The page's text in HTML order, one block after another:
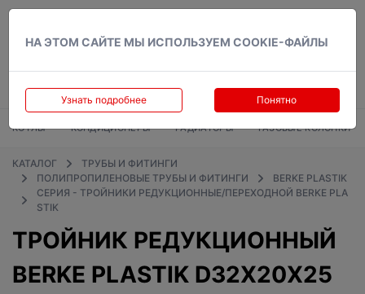
НА ЭТОМ САЙТЕ МЫ ИСПОЛЬЗУЕМ COOKIE-ФАЙЛЫ
Узнать подробнее Понятно
КОТЛЫ КОНДИЦИОНЕРЫ РАДИАТОРЫ ГАЗОВЫЕ КОЛОНКИ
КАТАЛОГ
ТРУБЫ И ФИТИНГИ
ПОЛИПРОПИЛЕНОВЫЕ ТРУБЫ И ФИТИНГИ
BERKE PLASTIK
СЕРИЯ - ТРОЙНИКИ РЕДУКЦИОННЫЕ/ПЕРЕХОДНОЙ BERKE PLA
STIK
ТРОЙНИК РЕДУКЦИОННЫЙ
BERKE PLASTIK D32Х20Х25